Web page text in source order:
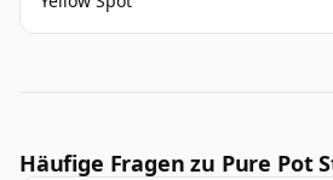
Häufige Fragen zu Pure Pot